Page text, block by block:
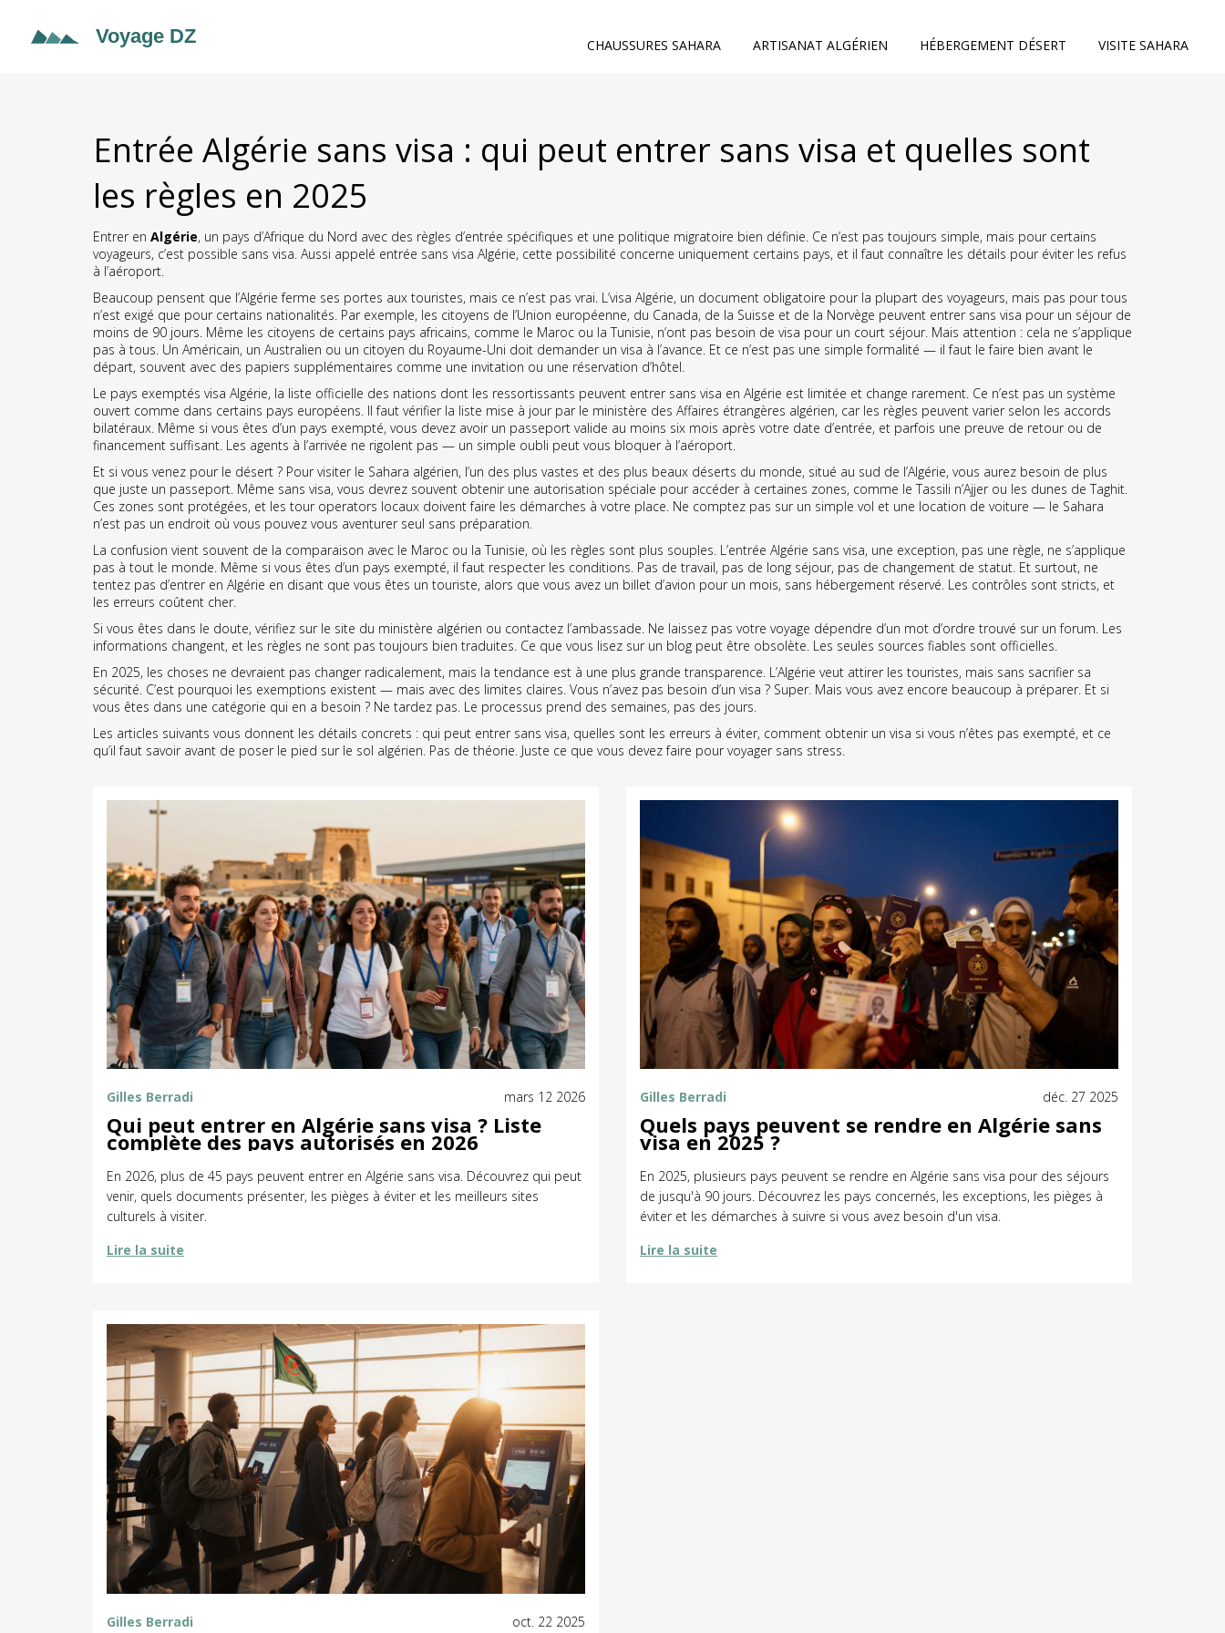
CHAUSSURES SAHARA ARTISANAT ALGÉRIEN HÉBERGEMENT DÉSERT VISITE SAHARA
Entrée Algérie sans visa : qui peut entrer sans visa et quelles sont
les règles en 2025
Entrer en Algérie, un pays d’Afrique du Nord avec des règles d’entrée spécifiques et une politique migratoire bien définie. Ce n’est pas toujours simple, mais pour certains
voyageurs, c’est possible sans visa. Aussi appelé entrée sans visa Algérie, cette possibilité concerne uniquement certains pays, et il faut connaître les détails pour éviter les refus
à l’aéroport.
Beaucoup pensent que l’Algérie ferme ses portes aux touristes, mais ce n’est pas vrai. L’visa Algérie, un document obligatoire pour la plupart des voyageurs, mais pas pour tous
n’est exigé que pour certains nationalités. Par exemple, les citoyens de l’Union européenne, du Canada, de la Suisse et de la Norvège peuvent entrer sans visa pour un séjour de
moins de 90 jours. Même les citoyens de certains pays africains, comme le Maroc ou la Tunisie, n’ont pas besoin de visa pour un court séjour. Mais attention : cela ne s’applique
pas à tous. Un Américain, un Australien ou un citoyen du Royaume-Uni doit demander un visa à l’avance. Et ce n’est pas une simple formalité — il faut le faire bien avant le
départ, souvent avec des papiers supplémentaires comme une invitation ou une réservation d’hôtel.
Le pays exemptés visa Algérie, la liste officielle des nations dont les ressortissants peuvent entrer sans visa en Algérie est limitée et change rarement. Ce n’est pas un système
ouvert comme dans certains pays européens. Il faut vérifier la liste mise à jour par le ministère des Affaires étrangères algérien, car les règles peuvent varier selon les accords
bilatéraux. Même si vous êtes d’un pays exempté, vous devez avoir un passeport valide au moins six mois après votre date d’entrée, et parfois une preuve de retour ou de
financement suffisant. Les agents à l’arrivée ne rigolent pas — un simple oubli peut vous bloquer à l’aéroport.
Et si vous venez pour le désert ? Pour visiter le Sahara algérien, l’un des plus vastes et des plus beaux déserts du monde, situé au sud de l’Algérie, vous aurez besoin de plus
que juste un passeport. Même sans visa, vous devrez souvent obtenir une autorisation spéciale pour accéder à certaines zones, comme le Tassili n’Ajjer ou les dunes de Taghit.
Ces zones sont protégées, et les tour operators locaux doivent faire les démarches à votre place. Ne comptez pas sur un simple vol et une location de voiture — le Sahara
n’est pas un endroit où vous pouvez vous aventurer seul sans préparation.
La confusion vient souvent de la comparaison avec le Maroc ou la Tunisie, où les règles sont plus souples. L’entrée Algérie sans visa, une exception, pas une règle, ne s’applique
pas à tout le monde. Même si vous êtes d’un pays exempté, il faut respecter les conditions. Pas de travail, pas de long séjour, pas de changement de statut. Et surtout, ne
tentez pas d’entrer en Algérie en disant que vous êtes un touriste, alors que vous avez un billet d’avion pour un mois, sans hébergement réservé. Les contrôles sont stricts, et
les erreurs coûtent cher.
Si vous êtes dans le doute, vérifiez sur le site du ministère algérien ou contactez l’ambassade. Ne laissez pas votre voyage dépendre d’un mot d’ordre trouvé sur un forum. Les
informations changent, et les règles ne sont pas toujours bien traduites. Ce que vous lisez sur un blog peut être obsolète. Les seules sources fiables sont officielles.
En 2025, les choses ne devraient pas changer radicalement, mais la tendance est à une plus grande transparence. L’Algérie veut attirer les touristes, mais sans sacrifier sa
sécurité. C’est pourquoi les exemptions existent — mais avec des limites claires. Vous n’avez pas besoin d’un visa ? Super. Mais vous avez encore beaucoup à préparer. Et si
vous êtes dans une catégorie qui en a besoin ? Ne tardez pas. Le processus prend des semaines, pas des jours.
Les articles suivants vous donnent les détails concrets : qui peut entrer sans visa, quelles sont les erreurs à éviter, comment obtenir un visa si vous n’êtes pas exempté, et ce
qu’il faut savoir avant de poser le pied sur le sol algérien. Pas de théorie. Juste ce que vous devez faire pour voyager sans stress.
Gilles Berradi mars 12 2026
Qui peut entrer en Algérie sans visa ? Liste
complète des pays autorisés en 2026
En 2026, plus de 45 pays peuvent entrer en Algérie sans visa. Découvrez qui peut
venir, quels documents présenter, les pièges à éviter et les meilleurs sites
culturels à visiter.
Lire la suite
Gilles Berradi déc. 27 2025
Quels pays peuvent se rendre en Algérie sans
visa en 2025 ?
En 2025, plusieurs pays peuvent se rendre en Algérie sans visa pour des séjours
de jusqu'à 90 jours. Découvrez les pays concernés, les exceptions, les pièges à
éviter et les démarches à suivre si vous avez besoin d'un visa.
Lire la suite
Gilles Berradi oct. 22 2025